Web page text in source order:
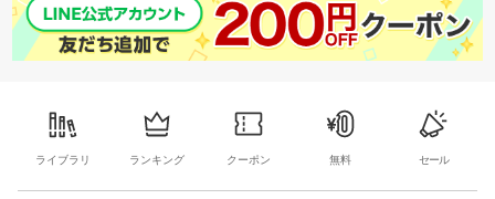
ライブラリ ランキング クーポン 無料 セール